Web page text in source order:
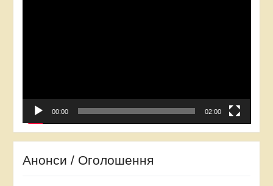
00:00 02:00
Анонси / Оголошення